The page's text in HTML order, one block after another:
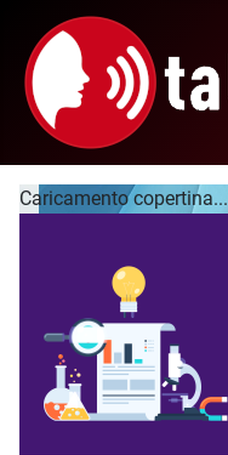
Caricamento copertina...